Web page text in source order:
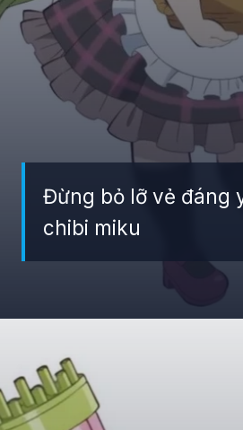
Đừng bỏ lỡ vẻ đáng
chibi miku